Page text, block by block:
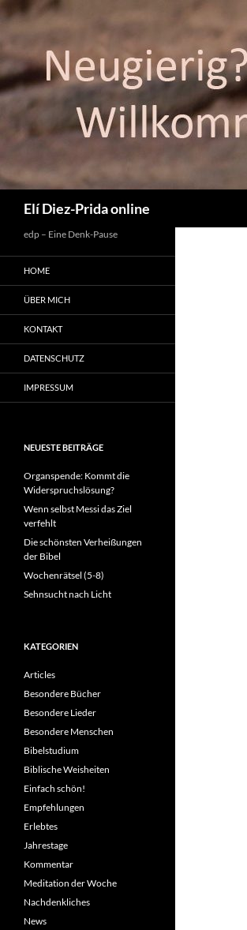
Elí Diez-Prida online
edp – Eine Denk-Pause
HOME
ÜBER MICH
KONTAKT
DATENSCHUTZ
IMPRESSUM
NEUESTE BEITRÄGE
Organspende: Kommt die
Widerspruchslösung?
Wenn selbst Messi das Ziel
verfehlt
Die schönsten Verheißungen
der Bibel
Wochenrätsel (5-8)
Sehnsucht nach Licht
KATEGORIEN
Articles
Besondere Bücher
Besondere Lieder
Besondere Menschen
Bibelstudium
Biblische Weisheiten
Einfach schön!
Empfehlungen
Erlebtes
Jahrestage
Kommentar
Meditation der Woche
Nachdenkliches
News